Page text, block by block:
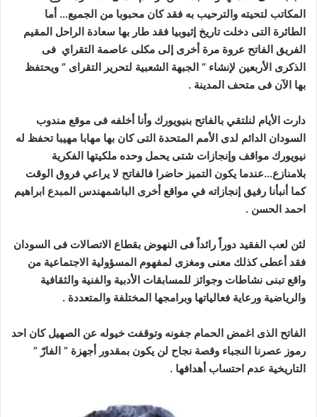
المكاتب لتحيته والترحيب به فقد كان محبوبا من الجميع… أما
الطائرة التى دخلت تاريخ إثيوبيا فقد طار بها سعادة الراحل المقيم
الفريق الفاتح عروة مرة أخرى إلى مكلى عاصمة التقراي فى
الذكرى الأربعين لإنشاء ” الجبهة الشعبية لتحرير التقراى ” ويحتفظ
بها الآن فى متحف المدينة .
دارت الأيام لنلتقي بالفاتح بنيويورك وأنا أخلفه فى موقع مندوب
السودان الدائم لدى الأمم المتحدة التى كان بها مهابا مهيبا تحفظ له
نيويورك مواقف وإنجازات شتى يحمل وحده ملكيتها الفكرية
بلامنازع…عندما يكون التميز حاضرا فالفاتح لا يراعي فروق الوقت
كما أنبأنا رفيق إنجازاته في مواقع أخرى الباشمهندس المبدع ابراهيم
احمد الحسن .
لئن لعب الفقيد دوراً رائداً فى النهوض بقطاع الاتصالات فى السودان
فقد أعطى كذلك معنى ومغزى لمفهوم المسؤولية الاجتماعية من
واقع تبنى نشاطات وجوائز للمسابقات الأدبية والفنية والثقافية
والرياضية ورعاية فعالياتها وبرامجها المختلفة والمتعددة .
الفاتح الذى اغمض الحمام جفونه وتوقفت خيوله عن الصهيل كان احد
رموز عصرنا النجباء وقصة نجاح لن يكون بمقدور أجهزة ” الفارّ ”
التاريخية عدم احتساب أهدافها .